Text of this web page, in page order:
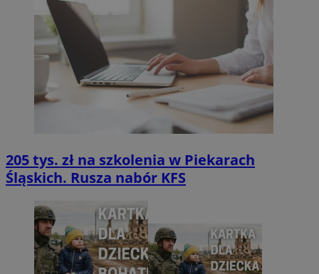
205 tys. zł na szkolenia w Piekarach
Śląskich. Rusza nabór KFS